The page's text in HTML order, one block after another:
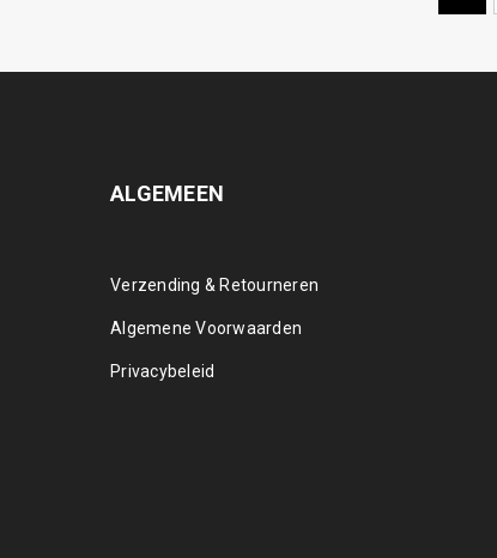
ALGEMEEN
Verzending & Retourneren
Algemene Voorwaarden
Privacybeleid